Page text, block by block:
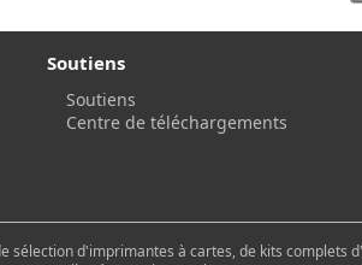
Soutiens
Soutiens
Centre de téléchargements
d'imprimantes à cartes, de kits complets